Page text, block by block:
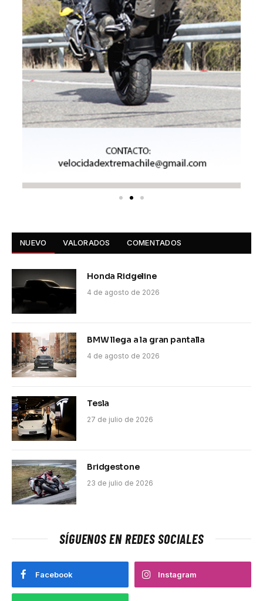
NUEVO VALORADOS COMENTADOS
Honda Ridgeline
4 de agosto de 2026
BMW llega a la gran pantalla
4 de agosto de 2026
Tesla
27 de julio de 2026
Bridgestone
23 de julio de 2026
SÍGUENOS EN REDES SOCIALES
Facebook Instagram